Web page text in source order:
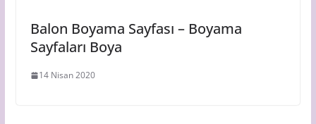
Balon Boyama Sayfası – Boyama
Sayfaları Boya
14 Nisan 2020